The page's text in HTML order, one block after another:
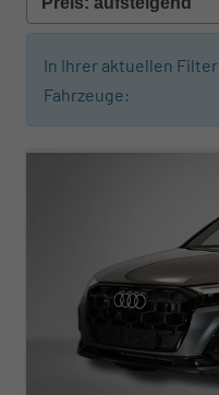
In Ihrer aktuellen
Fahrzeuge:
ab 830,– € mtl.